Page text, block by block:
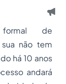
de
não tem
há 10 anos
andará